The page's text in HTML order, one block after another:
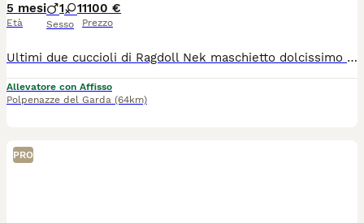
5 mesi
Età
1 1
Sesso
1100 €
Prezzo
Ultimi due cuccioli di Ragdoll Nek maschietto dolcissimo chocolat mitted e Nala Neve femmina chocolat tabby bicolore aspettano una famiglia che li ami per sempre, vengono ceduti completamente vaccinata con doppia trivalente sverminati chippati con chip termico documenti in regola genitori testati genicamente e fiv felv negativi gruppo sanguigno A...viene fatto regolare contratto di cessione con passaggio di proprietà incluso e kit cuccioli in omaggio kit Royal canin...hanno un carattere splendido manipolati accuratamente sin dalla nascita
Allevatore con Affisso
Polpenazze del Garda (64km)
PRO